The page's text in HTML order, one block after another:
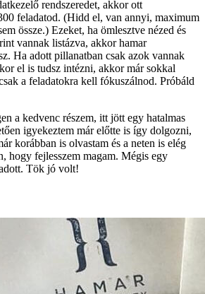
rendszeredet, akkor ott
feladatod. (Hidd el, van annyi, maximum
össze.) Ezeket, ha ömlesztve nézed és
vannak listázva, akkor hamar
Ha adott pillanatban csak azok vannak
el is tudsz intézni, akkor már sokkal
a feladatokra kell fókuszálnod. Próbáld
a kedvenc részem, itt jött egy hatalmas
igyekeztem már előtte is így dolgozni,
korábban is olvastam és a neten is elég
hogy fejlesszem magam. Mégis egy
Tök jó volt!